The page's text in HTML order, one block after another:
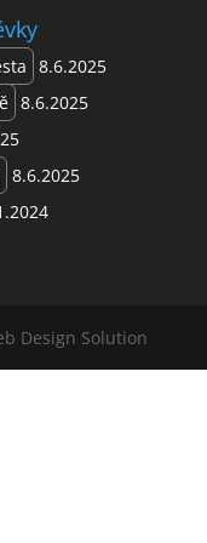
8.6.2025
8.6.2025
8.6.2025
Design Solution